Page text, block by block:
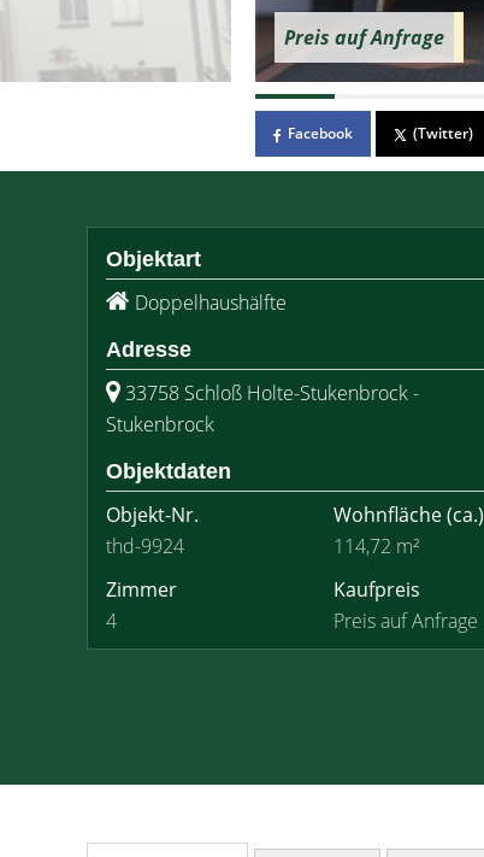
Preis auf Anfrage
Facebook (Twitter)
Objektart
Doppelhaushälfte
Adresse
33758 Schloß Holte-Stukenbrock -
Stukenbrock
Objektdaten
Objekt-Nr.
thd-9924
Wohnfläche(ca.)
114,72 m²
Zimmer
4
Kaufpreis
Preis auf Anfrage